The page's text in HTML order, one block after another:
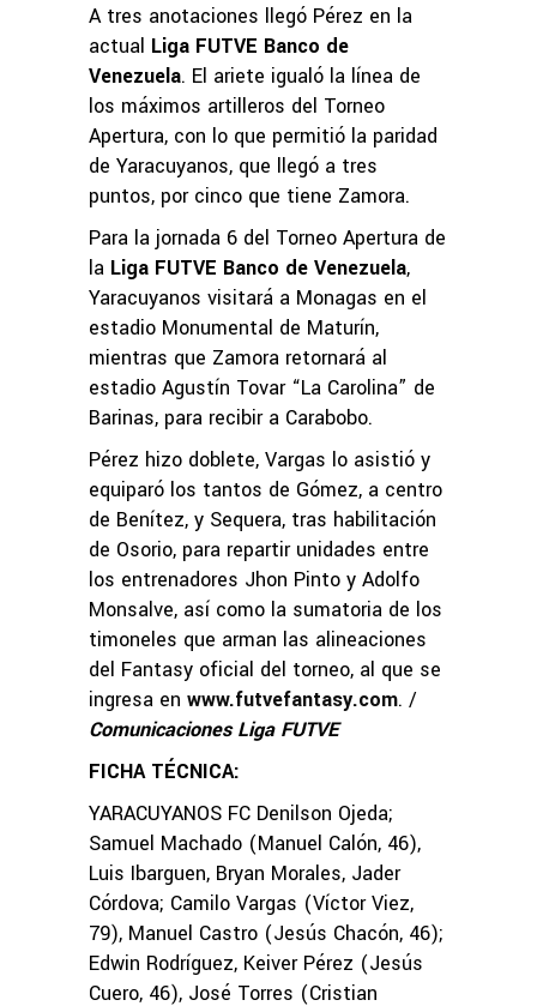
A tres anotaciones llegó Pérez en la
actual Liga FUTVE Banco de
Venezuela. El ariete igualó la línea de
los máximos artilleros del Torneo
Apertura, con lo que permitió la paridad
de Yaracuyanos, que llegó a tres
puntos, por cinco que tiene Zamora.
Para la jornada 6 del Torneo Apertura de
la Liga FUTVE Banco de Venezuela,
Yaracuyanos visitará a Monagas en el
estadio Monumental de Maturín,
mientras que Zamora retornará al
estadio Agustín Tovar “La Carolina” de
Barinas, para recibir a Carabobo.
Pérez hizo doblete, Vargas lo asistió y
equiparó los tantos de Gómez, a centro
de Benítez, y Sequera, tras habilitación
de Osorio, para repartir unidades entre
los entrenadores Jhon Pinto y Adolfo
Monsalve, así como la sumatoria de los
timoneles que arman las alineaciones
del Fantasy oficial del torneo, al que se
ingresa en www.futvefantasy.com. /
Comunicaciones Liga FUTVE
FICHA TÉCNICA:
YARACUYANOS FC Denilson Ojeda;
Samuel Machado (Manuel Calón, 46),
Luis Ibarguen, Bryan Morales, Jader
Córdova; Camilo Vargas (Víctor Viez,
79), Manuel Castro (Jesús Chacón, 46);
Edwin Rodríguez, Keiver Pérez (Jesús
Cuero, 46), José Torres (Cristian